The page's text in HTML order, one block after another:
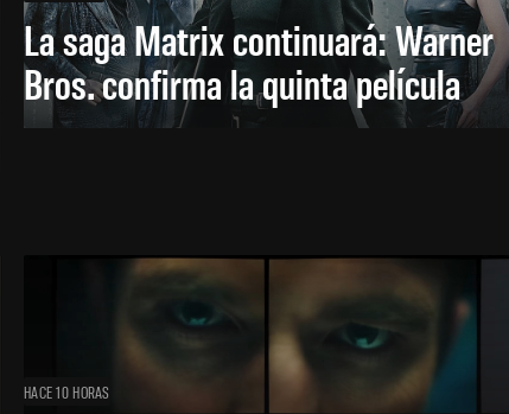
La saga Matrix continuará: Warner
Bros. confirma la quinta película
HACE 10 HORAS